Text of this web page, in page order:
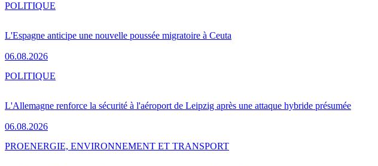
L'Espagne anticipe une nouvelle poussée migratoire à Ceuta
06.08.2026
POLITIQUE
L'Allemagne renforce la sécurité à l'aéroport de Leipzig après une attaque hybride présumée
06.08.2026
POLITIQUE
PROENERGIE, ENVIRONNEMENT ET TRANSPORT